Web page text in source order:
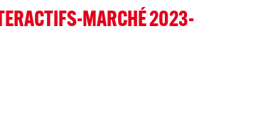
MARCHÉ 2023-